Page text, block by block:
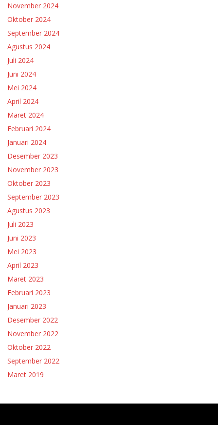
November 2024
Oktober 2024
September 2024
Agustus 2024
Juli 2024
Juni 2024
Mei 2024
April 2024
Maret 2024
Februari 2024
Januari 2024
Desember 2023
November 2023
Oktober 2023
September 2023
Agustus 2023
Juli 2023
Juni 2023
Mei 2023
April 2023
Maret 2023
Februari 2023
Januari 2023
Desember 2022
November 2022
Oktober 2022
September 2022
Maret 2019